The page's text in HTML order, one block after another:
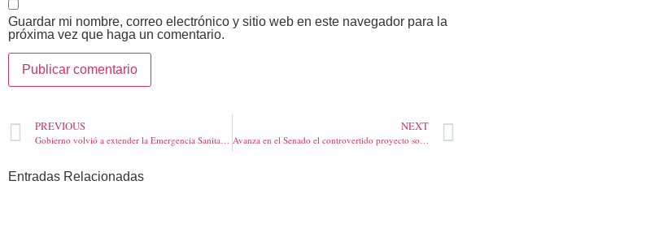
Guardar mi nombre, correo electrónico y sitio web en este navegador para la
próxima vez que haga un comentario.
PREVIOUS
Gobierno volvió a extender la Emergencia Sanitaria hasta el 28 de febrero de 2021
NEXT
Avanza en el Senado el controvertido proyecto sobre la estrategia de vacunación contra el Covid-19
Entradas Relacionadas